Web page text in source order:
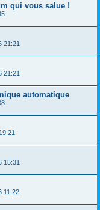
qui vous salue !
21:21
21:21
automatique
15:31
11:22